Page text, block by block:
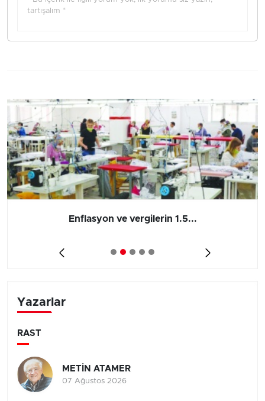
tartışalım *
Enflasyon ve vergilerin 1.5...
Yazarlar
RAST
METİN ATAMER
07 Ağustos 2026